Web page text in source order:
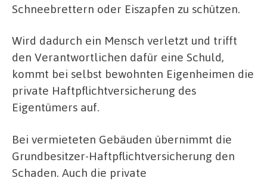
Schneebrettern oder Eiszapfen zu schützen.
Wird dadurch ein Mensch verletzt und trifft
den Verantwortlichen dafür eine Schuld,
kommt bei selbst bewohnten Eigenheimen die
private Haftpflichtversicherung des
Eigentümers auf.
Bei vermieteten Gebäuden übernimmt die
Grundbesitzer-Haftpflichtversicherung den
Schaden. Auch die private